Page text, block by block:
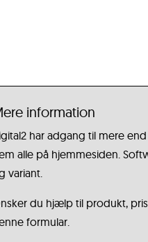
information
har adgang til mere
alle på hjemmesiden.
variant.
du hjælp til produkt,
formular.